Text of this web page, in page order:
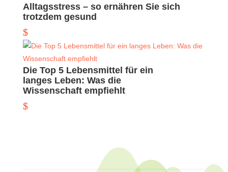
Alltagsstress – so ernähren Sie sich
trotzdem gesund
Die Top 5 Lebensmittel für ein
langes Leben: Was die
Wissenschaft empfiehlt